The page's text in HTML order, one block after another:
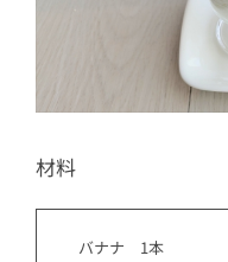
材料
バナナ 1本